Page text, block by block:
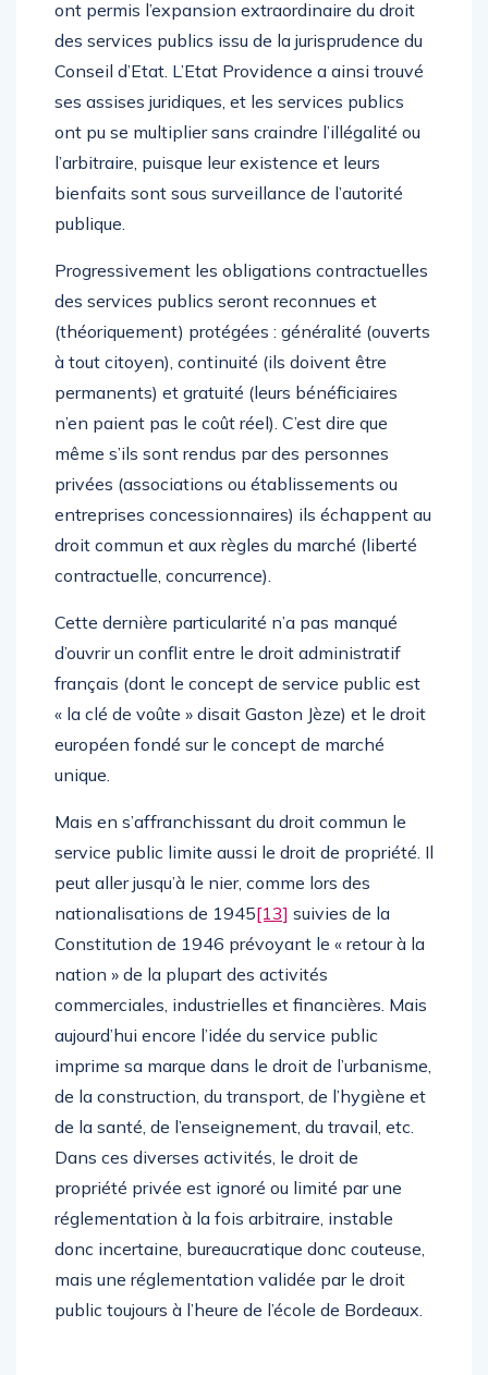
ont permis l’expansion extraordinaire du droit
des services publics issu de la jurisprudence du
Conseil d’Etat. L’Etat Providence a ainsi trouvé
ses assises juridiques, et les services publics
ont pu se multiplier sans craindre l’illégalité ou
l’arbitraire, puisque leur existence et leurs
bienfaits sont sous surveillance de l’autorité
publique.
Progressivement les obligations contractuelles
des services publics seront reconnues et
(théoriquement) protégées : généralité (ouverts
à tout citoyen), continuité (ils doivent être
permanents) et gratuité (leurs bénéficiaires
n’en paient pas le coût réel). C’est dire que
même s’ils sont rendus par des personnes
privées (associations ou établissements ou
entreprises concessionnaires) ils échappent au
droit commun et aux règles du marché (liberté
contractuelle, concurrence).
Cette dernière particularité n’a pas manqué
d’ouvrir un conflit entre le droit administratif
français (dont le concept de service public est
« la clé de voûte » disait Gaston Jèze) et le droit
européen fondé sur le concept de marché
unique.
Mais en s’affranchissant du droit commun le
service public limite aussi le droit de propriété. Il
peut aller jusqu’à le nier, comme lors des
nationalisations de 1945[13] suivies de la
Constitution de 1946 prévoyant le « retour à la
nation » de la plupart des activités
commerciales, industrielles et financières. Mais
aujourd’hui encore l’idée du service public
imprime sa marque dans le droit de l’urbanisme,
de la construction, du transport, de l’hygiène et
de la santé, de l’enseignement, du travail, etc.
Dans ces diverses activités, le droit de
propriété privée est ignoré ou limité par une
réglementation à la fois arbitraire, instable
donc incertaine, bureaucratique donc couteuse,
mais une réglementation validée par le droit
public toujours à l’heure de l’école de Bordeaux.